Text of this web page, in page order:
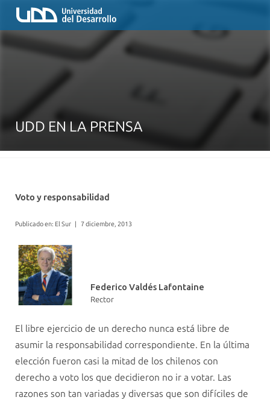
UDD EN LA PRENSA
Voto y responsabilidad
Publicado en: El Sur | 7 diciembre, 2013
Federico Valdés Lafontaine
Rector
El libre ejercicio de un derecho nunca está libre de
asumir la responsabilidad correspondiente. En la última
elección fueron casi la mitad de los chilenos con
derecho a voto los que decidieron no ir a votar. Las
razones son tan variadas y diversas que son difíciles de